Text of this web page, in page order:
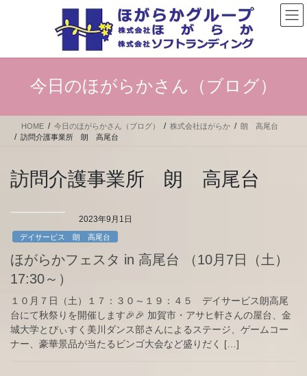
今日のほがらかさん（ブログ）
HOME 今日のほがらかさん（ブログ） 株式会社ほがらか
朗 高尾台
訪問介護事業所 朗 高尾台
訪問介護事業所 朗 高尾台
2023年9月1日
デイサービス 朗 高尾台
ほがらかフェスタ in 高尾台 （10月7日（土）
17:30～）
１０月７日（土）１７：３０～１９：４５ デイサービス朗高尾
台にて秋祭りを開催します🎉🎉 加賀市・アサヒ軒さんの屋台、金
城大学とぴぃすく美川ダンス部さんによるステージ、ゲームコー
ナー、豪華景品が当たるビンゴ大会など盛りだく […]